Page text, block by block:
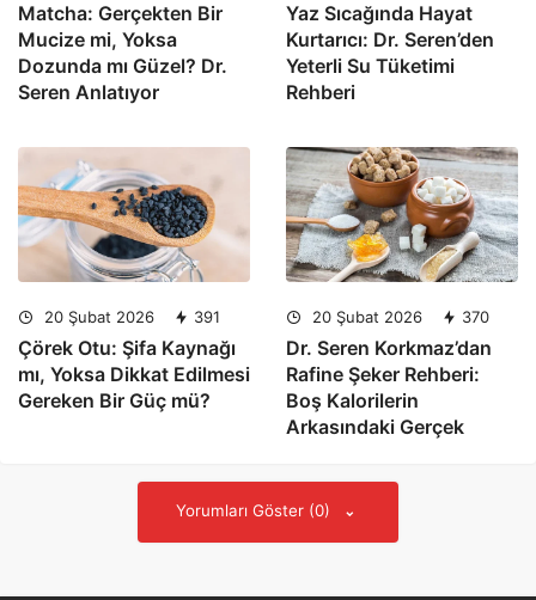
Matcha: Gerçekten Bir
Mucize mi, Yoksa
Dozunda mı Güzel? Dr.
Seren Anlatıyor
Yaz Sıcağında Hayat
Kurtarıcı: Dr. Seren’den
Yeterli Su Tüketimi
Rehberi
20 Şubat 2026 391
Çörek Otu: Şifa Kaynağı
mı, Yoksa Dikkat Edilmesi
Gereken Bir Güç mü?
20 Şubat 2026 370
Dr. Seren Korkmaz’dan
Rafine Şeker Rehberi:
Boş Kalorilerin
Arkasındaki Gerçek
Yorumları Göster (0)